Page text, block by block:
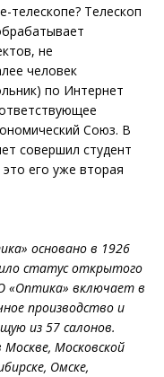
телескопе? Телескоп
не
человек
по Интернет
Союз. В
совершил студент
его уже вторая
основано в 1926
статус открытого
«Оптика» включает в
производство и
из 57 салонов.
Московской
Омске,